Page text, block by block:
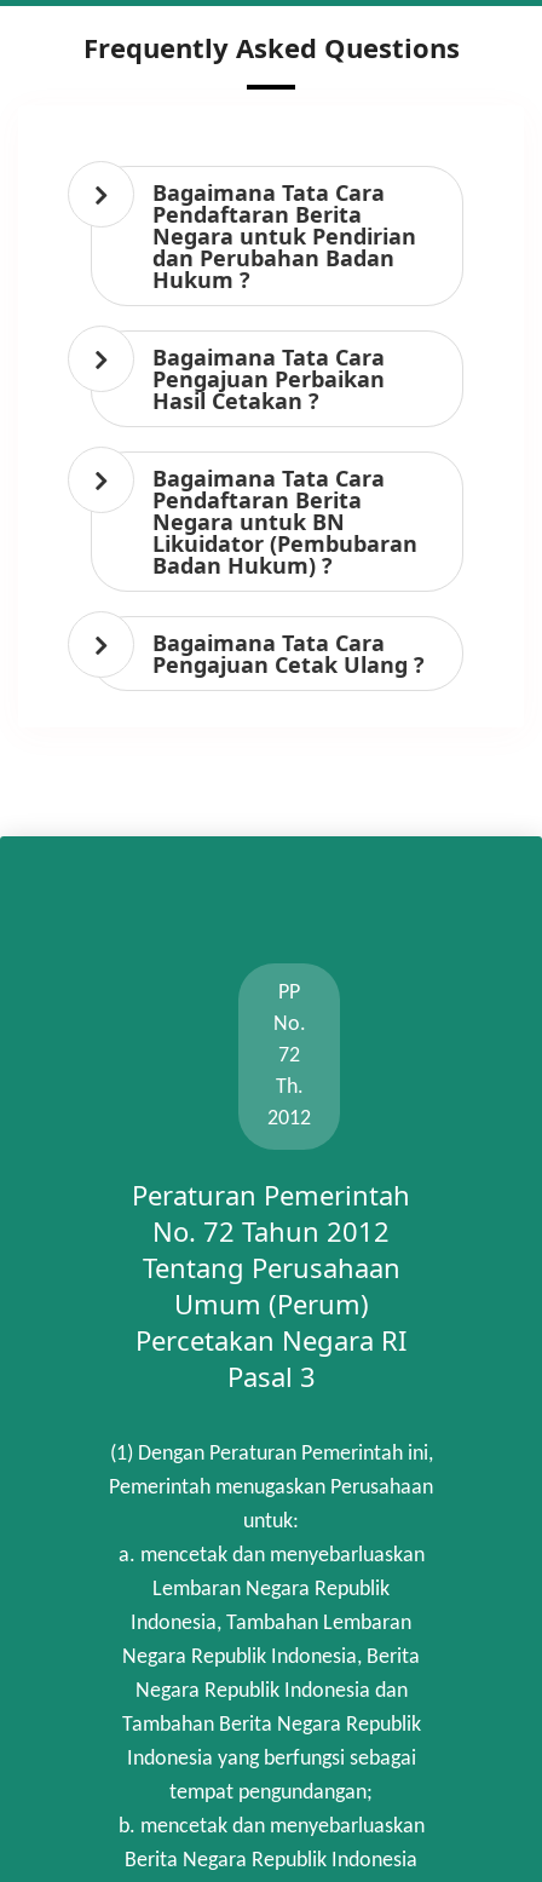
Frequently Asked Questions
Bagaimana Tata Cara
Pendaftaran Berita
Negara untuk Pendirian
dan Perubahan Badan
Hukum ?
Bagaimana Tata Cara
Pengajuan Perbaikan
Hasil Cetakan ?
Bagaimana Tata Cara
Pendaftaran Berita
Negara untuk BN
Likuidator (Pembubaran
Badan Hukum) ?
Bagaimana Tata Cara
Pengajuan Cetak Ulang ?
PP
No.
72
Th.
2012
Peraturan Pemerintah
No. 72 Tahun 2012
Tentang Perusahaan
Umum (Perum)
Percetakan Negara RI
Pasal 3
(1) Dengan Peraturan Pemerintah ini,
Pemerintah menugaskan Perusahaan
untuk:
a. mencetak dan menyebarluaskan
Lembaran Negara Republik
Indonesia, Tambahan Lembaran
Negara Republik Indonesia, Berita
Negara Republik Indonesia dan
Tambahan Berita Negara Republik
Indonesia yang berfungsi sebagai
tempat pengundangan;
b. mencetak dan menyebarluaskan
Berita Negara Republik Indonesia